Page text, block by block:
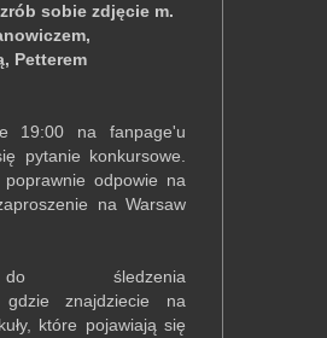
sobie zdjęcie m.
Petterem
19:00 na fanpage'u
pytanie konkursowe.
odpowie na
na Warsaw
śledzenia
znajdziecie na
które pojawiają się